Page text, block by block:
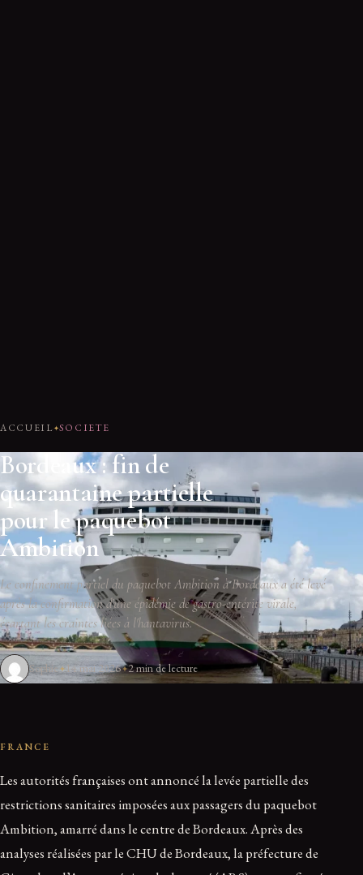
ACCUEIL SOCIETE
Bordeaux : fin de
quarantaine partielle
pour le paquebot
Ambition
Le confinement partiel du paquebot Ambition à Bordeaux a été levé
après la confirmation d'une épidémie de gastro-entérite virale,
écartant les craintes liées à l'hantavirus.
Sophie 14 mai 2026 2 min de lecture
FRANCE
Les autorités françaises ont annoncé la levée partielle des
restrictions sanitaires imposées aux passagers du paquebot
Ambition, amarré dans le centre de Bordeaux. Après des
analyses réalisées par le CHU de Bordeaux, la préfecture de